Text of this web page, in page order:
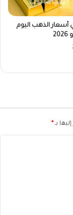
أسعار الذهب اليوم
بـ*